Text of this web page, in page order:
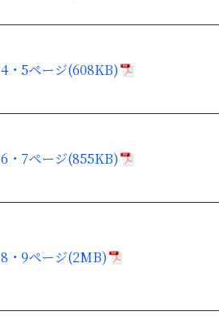
4・5ページ(608KB)
6・7ページ(855KB)
8・9ページ(2MB)